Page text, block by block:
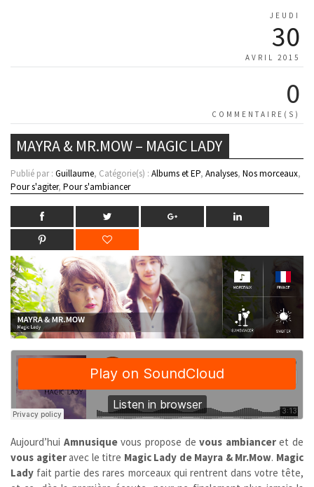
JEUDI
30
AVRIL 2015
0
COMMENTAIRE(S)
MAYRA & MR.MOW – MAGIC LADY
Publié par : Guillaume, Catégorie(s) : Albums et EP, Analyses, Nos morceaux,
Pour s'agiter, Pour s'ambiancer
Aujourd’hui Amnusiquevous propose de vous ambianceret de
vous agiteravec le titre Magic Lady de Mayra & Mr.Mow. Magic
Lady fait partie des rares morceaux qui rentrent dans votre tête,